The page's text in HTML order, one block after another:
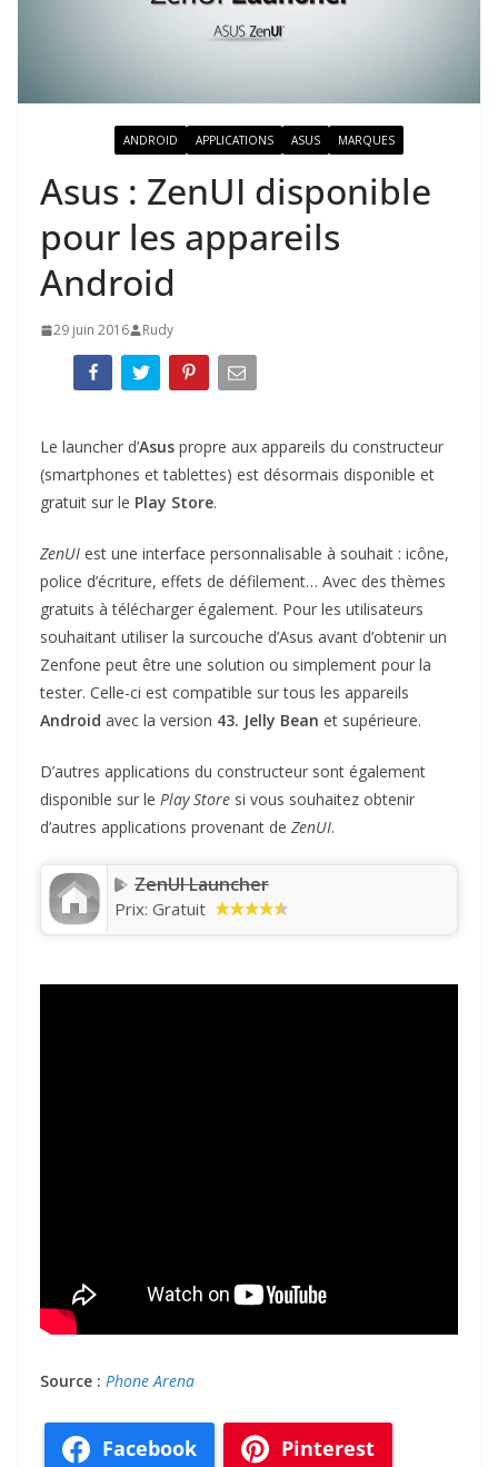
ANDROID APPLICATIONS ASUS MARQUES
Asus : ZenUI disponible
pour les appareils
Android
29 juin 2016 Rudy
Le launcher d’Asus propre aux appareils du constructeur
(smartphones et tablettes) est désormais disponible et
gratuit sur le Play Store.
ZenUI est une interface personnalisable à souhait : icône,
police d’écriture, effets de défilement… Avec des thèmes
gratuits à télécharger également. Pour les utilisateurs
souhaitant utiliser la surcouche d’Asus avant d’obtenir un
Zenfone peut être une solution ou simplement pour la
tester. Celle-ci est compatible sur tous les appareils
Android avec la version 43. Jelly Bean et supérieure.
D’autres applications du constructeur sont également
disponible sur le Play Store si vous souhaitez obtenir
d’autres applications provenant de ZenUI.
ZenUI Launcher
Prix: Gratuit
Source : Phone Arena
Facebook Pinterest